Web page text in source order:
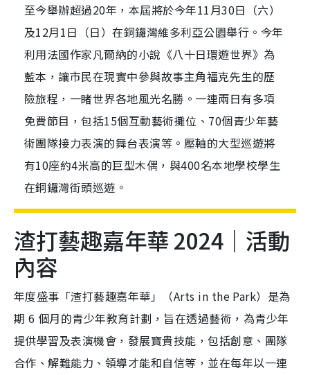
至今舉辦超過20年，本屆將於今年11月30日（六）
及12月1日（日）在銅鑼灣維多利亞公園舉行。今年
利用法國作家凡爾納的小說《八十日環遊世界》為
藍本，讓市民在現實中參與故事主角福克先生的歷
險旅程，一睹世界各地風光名勝。一連兩日有多項
免費節目，包括15個互動藝術攤位、70個青少年藝
術團隊接力表演的舞台表演等。壓軸的大型巡遊將
有10座約4米高的巨型木偶，與400名本地學校學生
在銅鑼灣街頭巡遊。
渣打藝趣嘉年華 2024｜活動
內容
年度盛事「渣打藝趣嘉年華」（Arts in the Park）是為
期 6 個月的青少年教育計劃，旨在透過藝術，為青少年
提供學習及表演機會，發展寶貴技能，包括創意、團隊
合作、解難能力、領導才能和自信等，並在每年以一連